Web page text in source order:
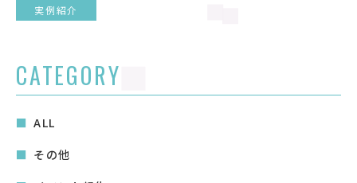
実例紹介
CATEGORY
ALL
その他